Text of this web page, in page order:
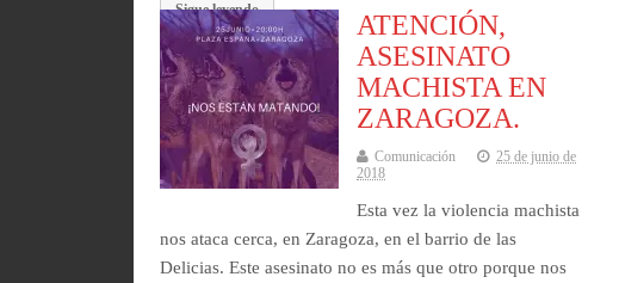
Sigue leyendo
ATENCIÓN,
ASESINATO
MACHISTA EN
ZARAGOZA.
Comunicación
25 de junio de
2018
Esta vez la violencia machista
nos ataca cerca, en Zaragoza, en el barrio de las
Delicias. Este asesinato no es más que otro porque nos